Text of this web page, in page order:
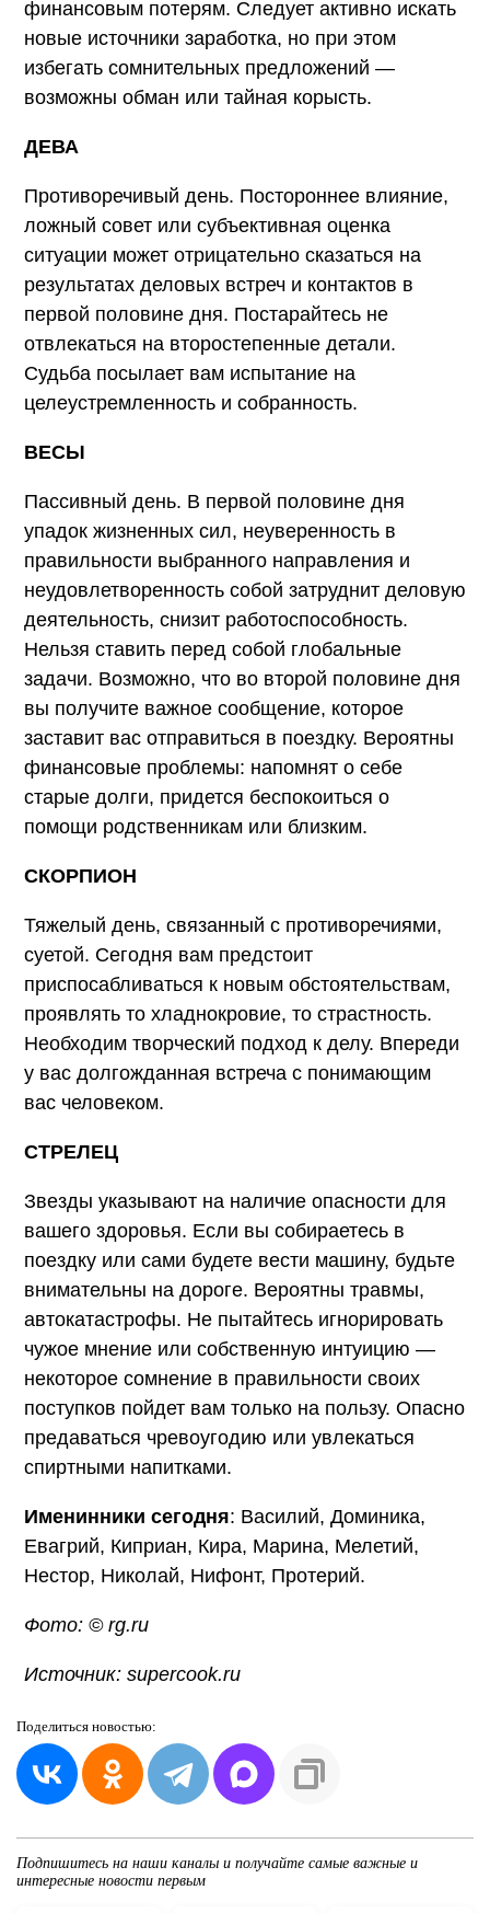
финансовым потерям. Следует активно искать
новые источники заработка, но при этом
избегать сомнительных предложений —
возможны обман или тайная корысть.
ДЕВА
Противоречивый день. Постороннее влияние,
ложный совет или субъективная оценка
ситуации может отрицательно сказаться на
результатах деловых встреч и контактов в
первой половине дня. Постарайтесь не
отвлекаться на второстепенные детали.
Судьба посылает вам испытание на
целеустремленность и собранность.
ВЕСЫ
Пассивный день. В первой половине дня
упадок жизненных сил, неуверенность в
правильности выбранного направления и
неудовлетворенность собой затруднит деловую
деятельность, снизит работоспособность.
Нельзя ставить перед собой глобальные
задачи. Возможно, что во второй половине дня
вы получите важное сообщение, которое
заставит вас отправиться в поездку. Вероятны
финансовые проблемы: напомнят о себе
старые долги, придется беспокоиться о
помощи родственникам или близким.
СКОРПИОН
Тяжелый день, связанный с противоречиями,
суетой. Сегодня вам предстоит
приспосабливаться к новым обстоятельствам,
проявлять то хладнокровие, то страстность.
Необходим творческий подход к делу. Впереди
у вас долгожданная встреча с понимающим
вас человеком.
СТРЕЛЕЦ
Звезды указывают на наличие опасности для
вашего здоровья. Если вы собираетесь в
поездку или сами будете вести машину, будьте
внимательны на дороге. Вероятны травмы,
автокатастрофы. Не пытайтесь игнорировать
чужое мнение или собственную интуицию —
некоторое сомнение в правильности своих
поступков пойдет вам только на пользу. Опасно
предаваться чревоугодию или увлекаться
спиртными напитками.
Именинники сегодня: Василий, Доминика,
Евагрий, Киприан, Кира, Марина, Мелетий,
Нестор, Николай, Нифонт, Протерий.
Фото: © rg.ru
Источник: supercook.ru
Поделиться новостью:
Подпишитесь на наши каналы и получайте самые важные и
интересные новости первым